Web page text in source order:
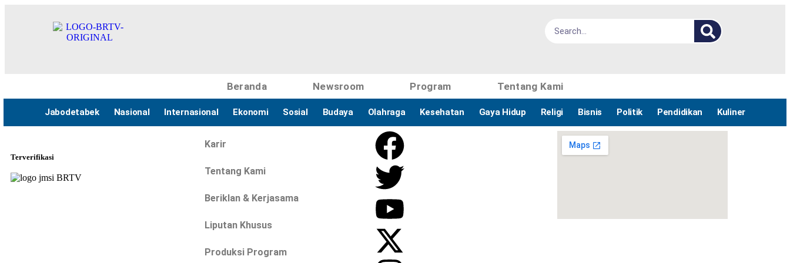
Beranda Newsroom Program Tentang Kami
Jabodetabek Nasional Internasional Ekonomi Sosial Budaya Olahraga Kesehatan Gaya Hidup Religi Bisnis Politik Pendidikan Kuliner
Terverifikasi
Karir
Tentang Kami
Beriklan & Kerjasama
Liputan Khusus
Produksi Program